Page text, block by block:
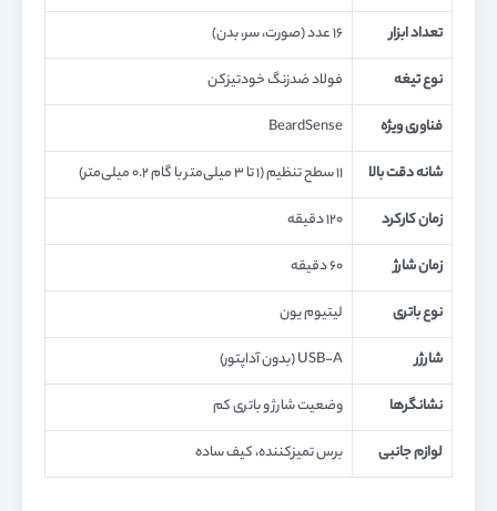
تعداد ابزار ۱۶ عدد (صورت، سر، بدن)
نوع تیغه فولاد ضدزنگ خودتیزکن
فناوری ویژه BeardSense
شانه دقت بالا ۱۱ سطح تنظیم (۱ تا ۳ میلی‌متر با گام ۰.۲ میلی‌متر)
زمان کارکرد ۱۲۰ دقیقه
زمان شارژ ۶۰ دقیقه
نوع باتری لیتیوم یون
شارژر USB-A (بدون آداپتور)
نشانگرها وضعیت شارژ و باتری کم
لوازم جانبی برس تمیزکننده، کیف ساده